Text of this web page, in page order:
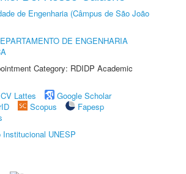
de Engenharia (Câmpus de São João
DE ENGENHARIA
Category: RDIDP Academic
CV Lattes
Google Scholar
Scopus
Fapesp
Institucional UNESP